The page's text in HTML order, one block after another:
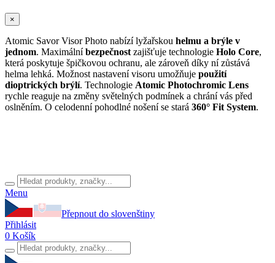
×
Atomic Savor Visor Photo nabízí lyžařskou helmu a brýle v
jednom. Maximálníbezpečnost zajišťuje technologie Holo Core,
která poskytuje špičkovou ochranu, ale zároveň díky ní zůstává
helma lehká. Možnost nastavení visoru umožňuje použití
dioptrických brýlí. Technologie Atomic Photochromic Lens
rychle reaguje na změny světelných podmínek a chrání vás před
oslněním. O celodenní pohodlné nošení se stará 360° Fit System.
Menu
Přepnout do slovenštiny
Přihlásit
0 Košík